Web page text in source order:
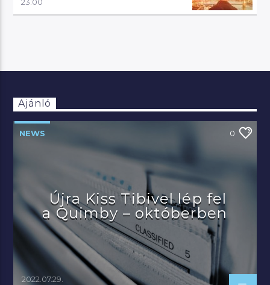
Ajánló
NEWS 0
Újra Kiss Tibivel lép fel
a Quimby – októberben
2022.07.29.